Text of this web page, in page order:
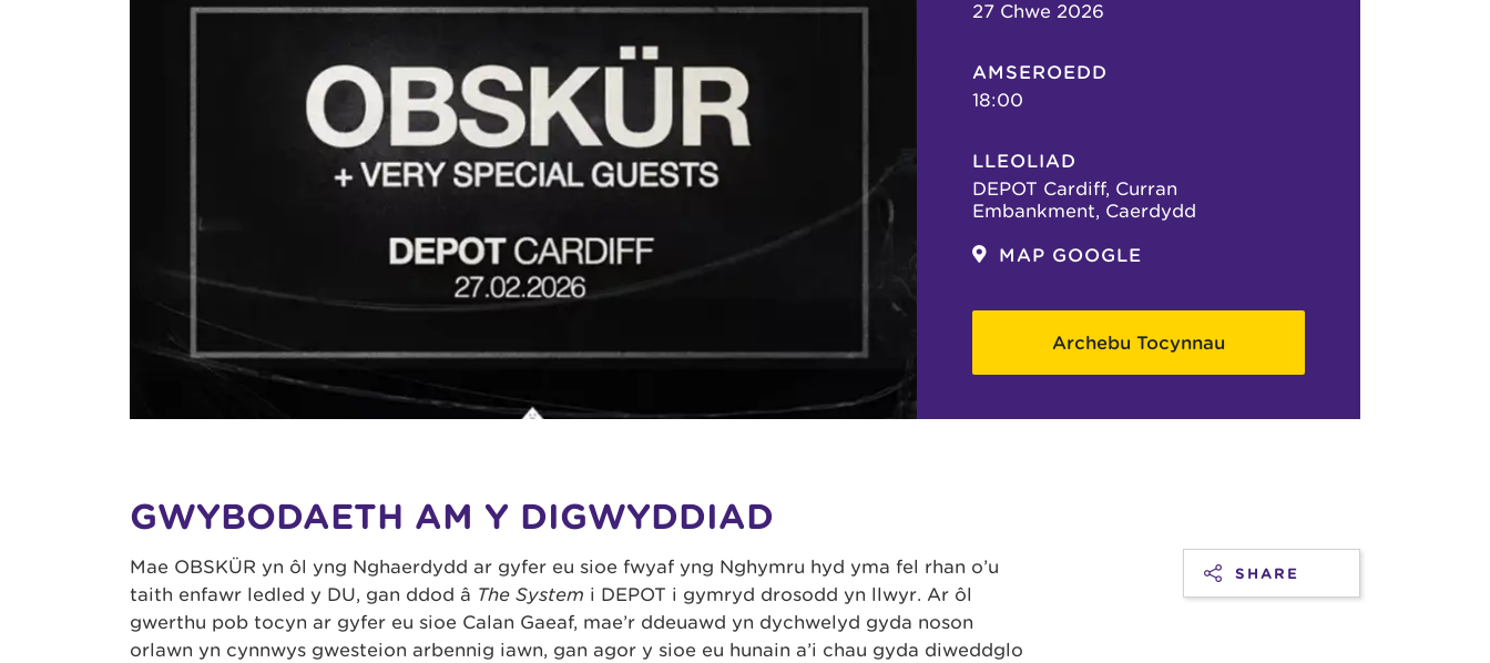
27 Chwe 2026
AMSEROEDD
18:00
LLEOLIAD
DEPOT Cardiff, Curran
Embankment, Caerdydd
MAP GOOGLE
Archebu Tocynnau
GWYBODAETH AM Y DIGWYDDIAD
Mae OBSKÜR yn ôl yng Nghaerdydd ar gyfer eu sioe fwyaf yng Nghymru hyd yma fel rhan o’u
taith enfawr ledled y DU, gan ddod â The System i DEPOT i gymryd drosodd yn llwyr. Ar ôl
gwerthu pob tocyn ar gyfer eu sioe Calan Gaeaf, mae’r ddeuawd yn dychwelyd gyda noson
orlawn yn cynnwys gwesteion arbennig iawn, gan agor y sioe eu hunain a’i chau gyda diweddglo
SHARE